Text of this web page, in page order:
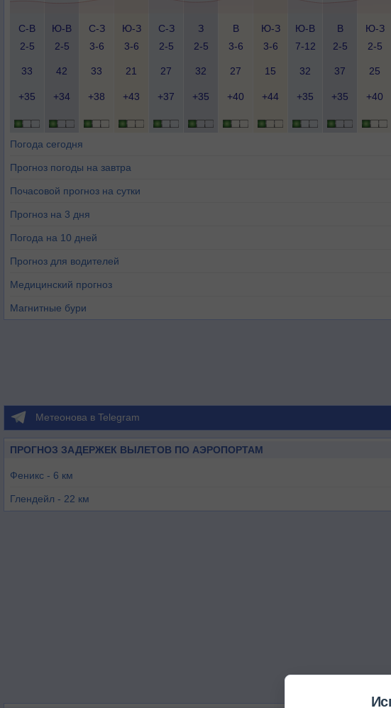
С-В
2-5
Ю-В
2-5
С-З
3-6
Ю-З
3-6
С-З
2-5
З
2-5
В
3-6
Ю-З
3-6
Ю-В
7-12
В
2-5
Ю-З
2-5
33 42 33 21 27 32 27 15 32 37 25
+35 +34 +38 +43 +37 +35 +40 +44 +35 +35 +40
Погода сегодня
Прогноз погоды на завтра
Почасовой прогноз на сутки
Прогноз на 3 дня
Погода на 10 дней
Прогноз для водителей
Медицинский прогноз
Магнитные бури
Метеонова в Telegram
ПРОГНОЗ ЗАДЕРЖЕК ВЫЛЕТОВ ПО АЭРОПОРТАМ
Феникс - 6 км
Глендейл - 22 км